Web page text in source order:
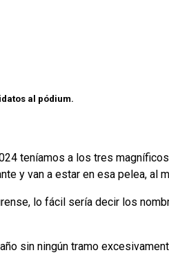
al pódium.
teníamos a los tres
y van a estar en esa pelea, al
lo fácil sería decir los
sin ningún tramo